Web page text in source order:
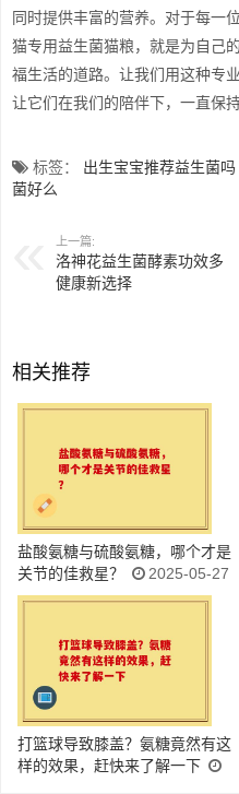
同时提供丰富的营养。对于每一
猫专用益生菌猫粮，就是为自己
福生活的道路。让我们用这种专
让它们在我们的陪伴下，一直保
标签： 出生宝宝推荐益生菌吗
菌好么
上一篇:
洛神花益生菌酵素功效多
健康新选择
相关推荐
盐酸氨糖与硫酸氨糖，哪个才是
关节的佳救星？
2025-05-27
打篮球导致膝盖？氨糖竟然有这
样的效果，赶快来了解一下